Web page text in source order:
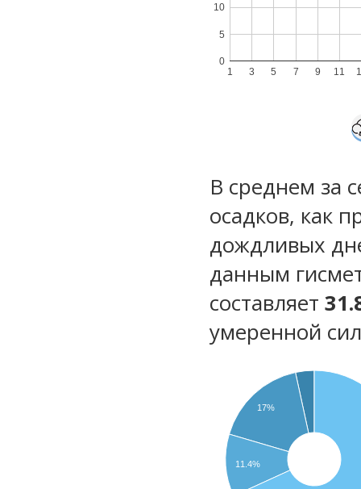
1 3 5 7 9 11
0
5
10
В среднем за
осадков, как
дождливых
данным
составляет
умеренной
17%
11.4%